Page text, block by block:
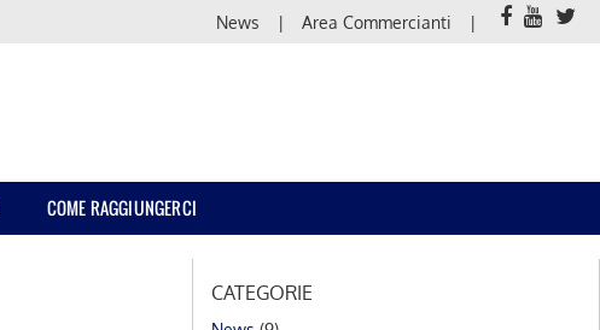
News Area Commercianti
COME RAGGIUNGERCI
CATEGORIE